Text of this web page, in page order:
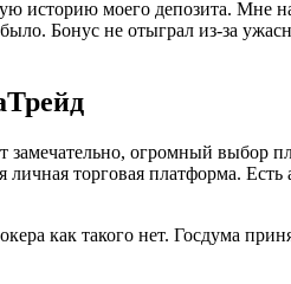
историю моего депозита.
Бонус не отыграл из-за
замечательно, огромный
торговая платформа.
как такого нет. Госдума